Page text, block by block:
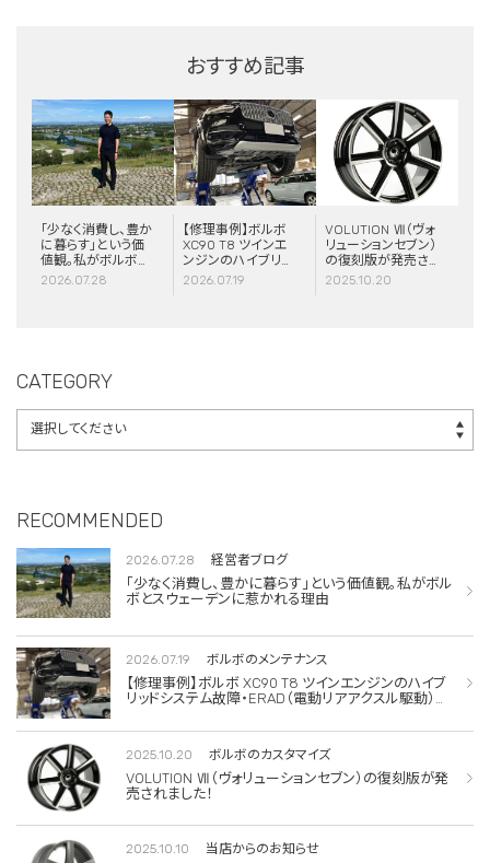
おすすめ記事
「少なく消費し、豊か
に暮らす」という価
値観。私がボルボと
スウェーデンに惹か
2026.07.28
【修理事例】ボルボ
XC90 T8 ツインエ
ンジンのハイブリッ
ドシステム故障・
2026.07.19
VOLUTION Ⅶ（ヴォ
リューションセブン）
の復刻版が発売さ
れました！
2025.10.20
CATEGORY
RECOMMENDED
2026.07.28 経営者ブログ
「少なく消費し、豊かに暮らす」という価値観。私がボル
ボとスウェーデンに惹かれる理由
2026.07.19 ボルボのメンテナンス
【修理事例】ボルボ XC90 T8 ツインエンジンのハイブ
リッドシステム故障・ERAD（電動リアアクスル駆動）交
2025.10.20 ボルボのカスタマイズ
VOLUTION Ⅶ（ヴォリューションセブン）の復刻版が発
売されました！
2025.10.10 当店からのお知らせ